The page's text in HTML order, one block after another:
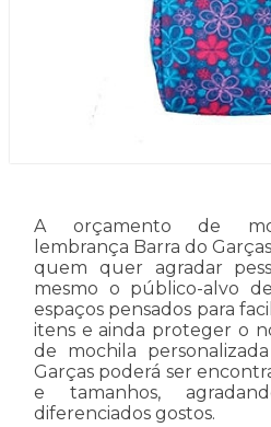
A orçamento de
lembrança Barra do
quem quer agradar
mesmo o público-alvo
espaços pensados para
itens e ainda proteger o
de mochila
Garças poderá ser
e tamanhos,
diferenciados gostos.